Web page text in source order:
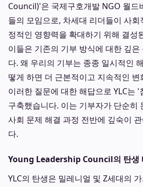
Council)'은 국제구호개발 NGO 월드
들의 모임으로, 차세대 리더들이 사
정적인 영향력을 확대하기 위해 결성
이들은 기존의 기부 방식에 대한 깊
다. 왜 우리의 기부는 종종 일시적인
떻게 하면 더 근본적이고 지속적인
이러한 질문에 대한 해답으로 YLC는
구축했습니다. 이는 기부자가 단순히
사회 문제 해결 과정 전반에 깊숙이
다.
Young Leadership Council의 탄생
YLC의 탄생은 밀레니얼 및 Z세대의